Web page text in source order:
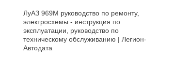
ЛуАЗ 969М руководство по ремонту,
электросхемы - инструкция по
эксплуатации, руководство по
техническому обслуживанию | Легион-
Автодата